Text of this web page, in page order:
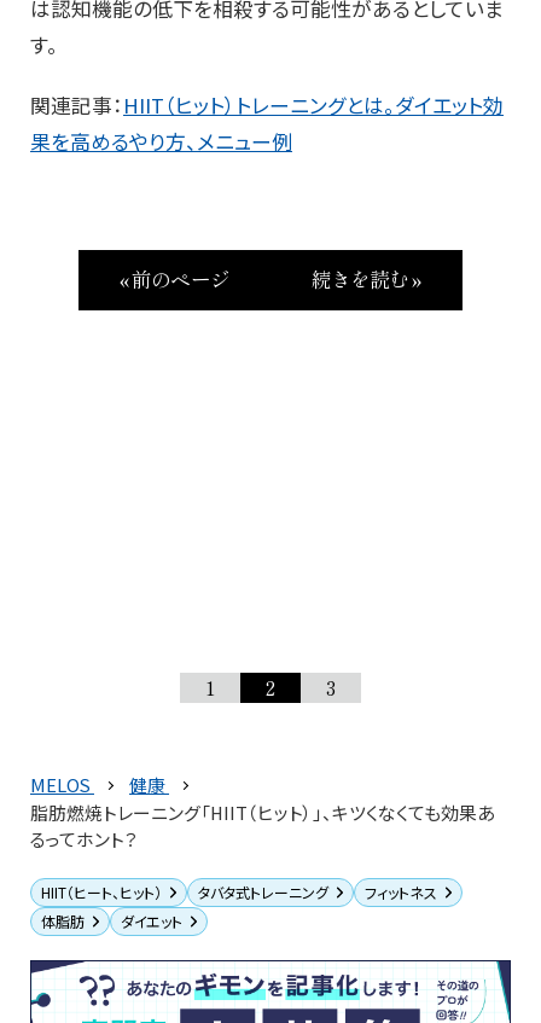
は認知機能の低下を相殺する可能性があるとしていま
す。
関連記事： HIIT（ヒット）トレーニングとは。ダイエット効
果を高めるやり方、メニュー例
« 前のページ 続きを読む »
1 2 3
MELOS
健康
脂肪燃焼トレーニング「HIIT（ヒット）」、キツくなくても効果あ
るってホント？
HIIT（ヒート、ヒット） タバタ式トレーニング
フィットネス
体脂肪
ダイエット